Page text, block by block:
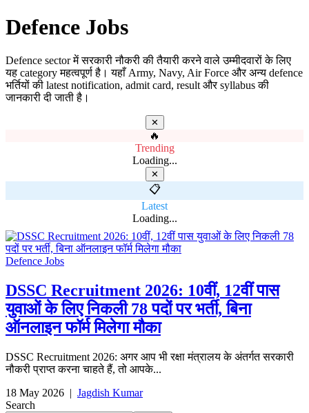
Defence Jobs
Defence sector में सरकारी नौकरी की तैयारी करने वाले उम्मीदवारों के लिए
यह category महत्वपूर्ण है। यहाँ Army, Navy, Air Force और अन्य defence
भर्तियों की latest notification, admit card, result और syllabus की
जानकारी दी जाती है।
✕
🔥
Trending
Loading...
✕
📋
Latest
Loading...
Defence Jobs
DSSC Recruitment 2026: 10वीं, 12वीं पास
युवाओं के लिए निकली 78 पदों पर भर्ती, बिना
ऑनलाइन फॉर्म मिलेगा मौका
DSSC Recruitment 2026: अगर आप भी रक्षा मंत्रालय के अंतर्गत सरकारी
नौकरी प्राप्त करना चाहते हैं, तो आपके...
18 May 2026 | Jagdish Kumar
Search